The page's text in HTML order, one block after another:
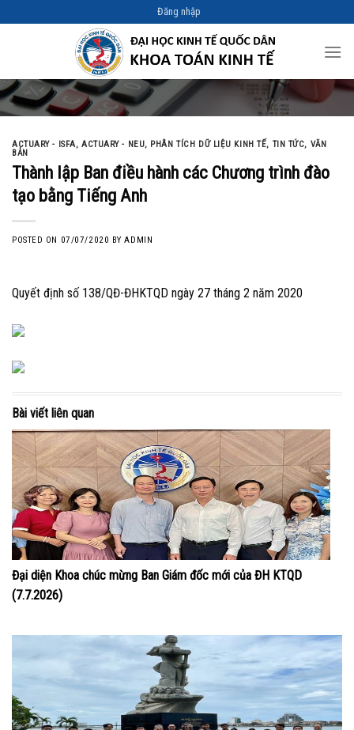
to
Đăng nhập
ACTUARY - ISFA, ACTUARY - NEU, PHÂN TÍCH DỮ LIỆU KINH TẾ, TIN TỨC, VĂN
BẢN
Thành lập Ban điều hành các Chương trình đào
tạo bằng Tiếng Anh
POSTED ON 07/07/2020 BYADMIN
Quyết định số 138/QĐ-ĐHKTQD ngày 27 tháng 2 năm 2020
Bài viết liên quan
Đại diện Khoa chúc mừng Ban Giám đốc mới của ĐH KTQD
(7.7.2026)